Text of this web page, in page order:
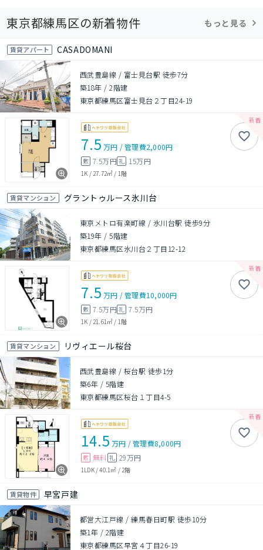
東京都練馬区の新着物件 もっと見る
賃貸アパート CASADOMANI
西武豊島線 / 富士見台駅 徒歩7分
築18年 /2階建
東京都練馬区富士見台２丁目24-19
7.5 万円 /管理費2,000円
敷 7.5万円礼 15万円
1K /27.72㎡ / 1階
賃貸マンション グラントゥルース氷川台
東京メトロ有楽町線 / 氷川台駅 徒歩9分
築19年 /5階建
東京都練馬区氷川台２丁目12-12
7.5 万円 /管理費10,000円
敷 7.5万円礼 7.5万円
1K /21.61㎡ / 1階
賃貸マンション リヴィエール桜台
西武豊島線 / 桜台駅 徒歩1分
築6年 / 5階建
東京都練馬区桜台１丁目4-5
14.5 万円 /管理費8,000円
敷 無料 礼 29万円
1LDK/40.1㎡ /2階
賃貸物件 早宮戸建
都営大江戸線 / 練馬春日町駅 徒歩10分
築1年 / 2階建
東京都練馬区早宮４丁目26-19